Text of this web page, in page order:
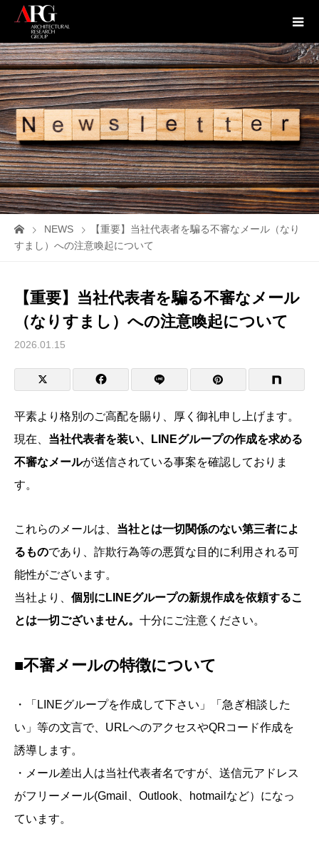
NEWS
【重要】当社代表者を騙る不審なメール（なり
すまし）への注意喚起について
【重要】当社代表者を騙る不審なメール
（なりすまし）への注意喚起について
2026.01.15
平素より格別のご高配を賜り、厚く御礼申し上げます。
現在、 当社代表者を装い、LINEグループの作成を求める
不審なメールが送信されている事案を確認しておりま
す。
これらのメールは、 当社とは一切関係のない第三者によ
るものであり、詐欺行為等の悪質な目的に利用される可
能性がございます。
当社より、 個別にLINEグループの新規作成を依頼するこ
とは一切ございません。 十分にご注意ください。
■不審メールの特徴について
・「LINEグループを作成して下さい」「急ぎ相談した
い」等の文言で、URLへのアクセスやQRコード作成を
誘導します。
・メール差出人は当社代表者名ですが、送信元アドレス
がフリーメール(Gmail、Outlook、hotmailなど）になっ
ています。